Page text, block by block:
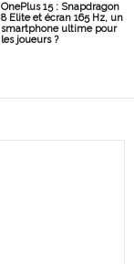
OnePlus 15 : Snapdragon
8 Elite et écran 165 Hz, un
smartphone ultime pour
les joueurs ?